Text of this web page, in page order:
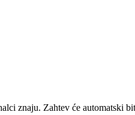
znaju. Zahtev će automatski